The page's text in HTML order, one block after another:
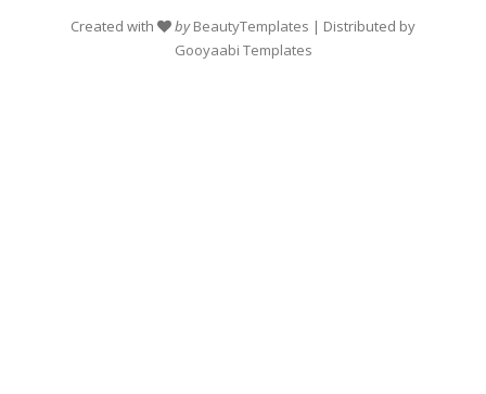
Created with by BeautyTemplates | Distributed by
Gooyaabi Templates